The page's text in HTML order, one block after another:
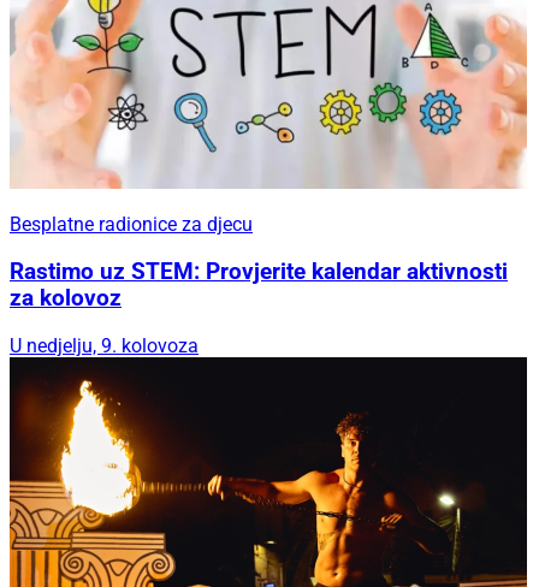
Besplatne radionice za djecu
Rastimo uz STEM: Provjerite kalendar aktivnosti
za kolovoz
U nedjelju, 9. kolovoza